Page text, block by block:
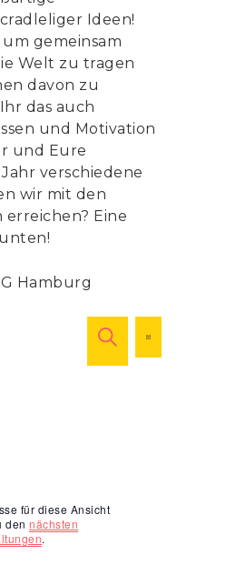
Ideen!
gemeinsam
Welt zu tragen
davon zu
das auch
und Motivation
und Eure
verschiedene
wir mit den
Eine
Hamburg
Suche
SUCHE
für diese Ansicht
dennächsten
.